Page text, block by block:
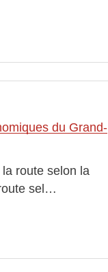
du Grand-
route selon la
sel…